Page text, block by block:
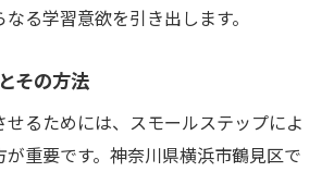
る学習意欲を引き出します。
その方法
るためには、スモールステップによ
が重要です。神奈川県横浜市鶴見区で